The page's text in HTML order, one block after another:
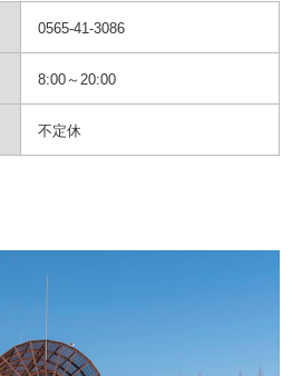
0565-41-3086
8:00～20:00
不定休